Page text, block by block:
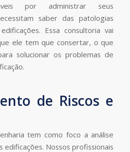
por administrar seus
saber das patologias
Essa consultoria vai
ele tem que consertar, o que
solucionar os problemas de
de Riscos e
tem como foco a análise
edificações. Nossos profissionais